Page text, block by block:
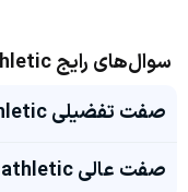
سوال‌های رایج athletic
صفت تفضیلی athletic چی میشه؟
صفت عالی athletic چی میشه؟